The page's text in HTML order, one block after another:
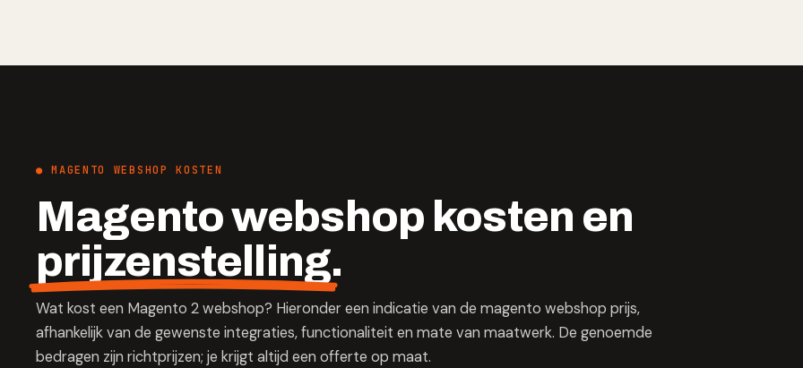
● MAGENTO WEBSHOP KOSTEN
Magento webshop kosten en
prijzenstelling.
Wat kost een Magento 2 webshop? Hieronder een indicatie van de magento webshop prijs,
afhankelijk van de gewenste integraties, functionaliteit en mate van maatwerk. De genoemde
bedragen zijn richtprijzen; je krijgt altijd een offerte op maat.